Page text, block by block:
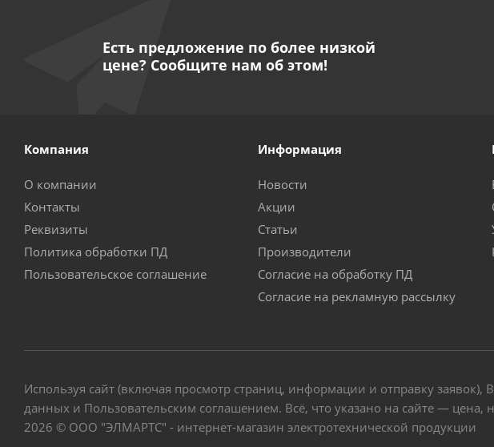
Есть предложение по более низкой
цене? Сообщите нам об этом!
Компания
О компании
Контакты
Реквизиты
Политика обработки ПД
Пользовательское соглашение
Информация
Новости
Акции
Статьи
Производители
Согласие на обработку ПД
Согласие на рекламную рассылку
Используя сайт (включая просмотр страниц, информации и отправку
данных и Пользовательским соглашением. Всё, что указано на сайте —
2026 © ООО "ЭЛМАРТС" - интернет-магазин электротехнической продукции